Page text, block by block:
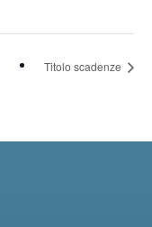
Titolo scadenze